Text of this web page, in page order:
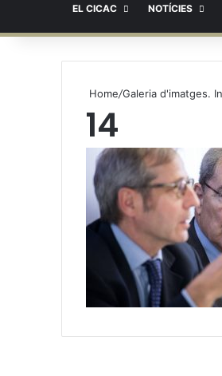
EL CICAC NOTÍCIES
Home/Galeria d'imatges.
14